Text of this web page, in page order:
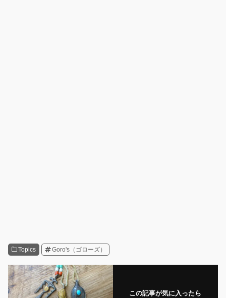
Topics Goro's（ゴローズ）
この記事が気に入ったら